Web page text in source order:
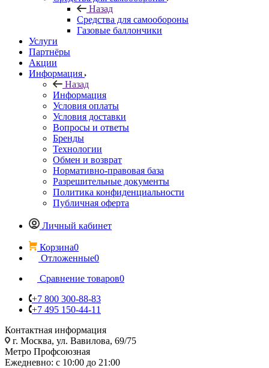
Назад
Средства для самообороны
Газовые баллончики
Услуги
Партнёры
Акции
Информация
Назад
Информация
Условия оплаты
Условия доставки
Вопросы и ответы
Бренды
Технологии
Обмен и возврат
Нормативно-правовая база
Разрешительные документы
Политика конфиденциальности
Публичная оферта
Личный кабинет
Корзина0
Отложенные0
Сравнение товаров0
+7 800 300-88-83
+7 495 150-44-11
Контактная информация
г. Москва, ул. Вавилова, 69/75
Метро Профсоюзная
Ежедневно: с 10:00 до 21:00